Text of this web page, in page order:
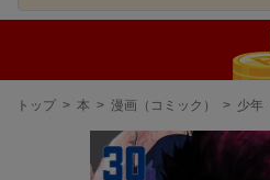
現
トップ > 本 > 漫画（コミック） > 少年